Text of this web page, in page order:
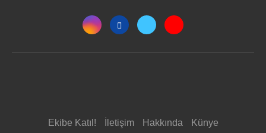
Ekibe Katıl! İletişim Hakkında Künye